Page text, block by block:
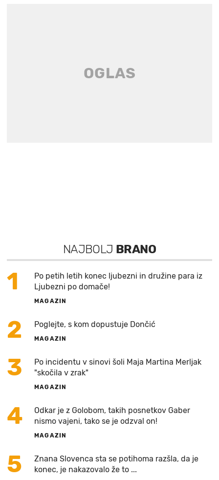
NAJBOLJ BRANO
1
Po petih letih konec ljubezni in družine para iz
Ljubezni po domače!
MAGAZIN
2 Poglejte, s kom dopustuje Dončić
MAGAZIN
3
Po incidentu v sinovi šoli Maja Martina Merljak
"skočila v zrak"
MAGAZIN
4
Odkar je z Golobom, takih posnetkov Gaber
nismo vajeni, tako se je odzval on!
MAGAZIN
5
Znana Slovenca sta se potihoma razšla, da je
konec, je nakazovalo že to ...